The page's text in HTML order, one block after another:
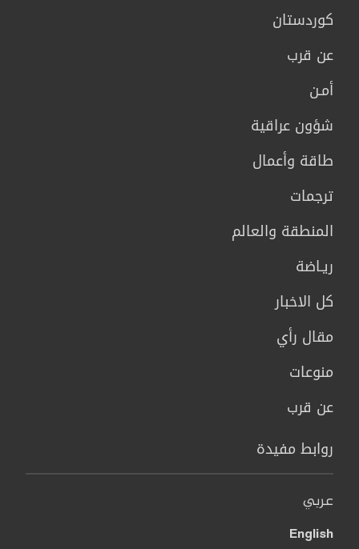
كوردستان
عن قرب
أمـن
شؤون عراقية
طاقة وأعمال
ترجمات
المنطقة والعالم
ريـاضة
كل الاخبار
مقال رأي
منوعات
عن قرب
روابط مفيدة
عربي
English